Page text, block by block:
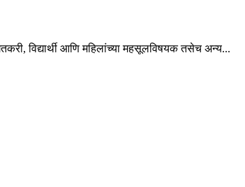
विद्यार्थी आणि महिलांच्या महसूलविषयक तसेच अन्य...